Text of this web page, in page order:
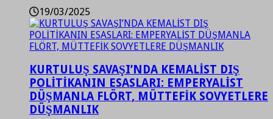
19/03/2025
KURTULUŞ SAVAŞI’NDA KEMALİST DIŞ
POLİTİKANIN ESASLARI: EMPERYALİST
DÜŞMANLA FLÖRT, MÜTTEFİK SOVYETLERE
DÜŞMANLIK